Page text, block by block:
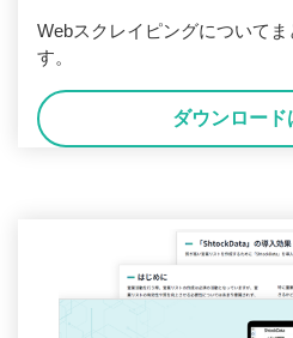
Webスクレイピングについて
す。
ダウンロード